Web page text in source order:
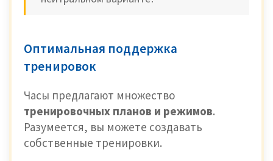
Оптимальная поддержка
тренировок
Часы предлагают множество
тренировочных планов и режимов.
Разумеется, вы можете создавать
собственные тренировки.